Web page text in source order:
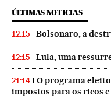
ÚLTIMAS NOTICIAS
12:15 Bolsonaro, a
12:15 Lula, uma
21:14
O programa
impostos para os ricos